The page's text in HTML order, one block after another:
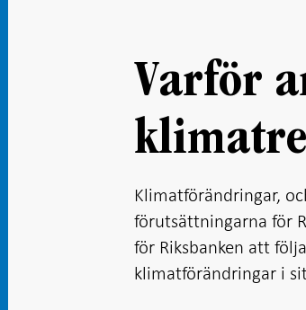
Varför
Klimatförändringar,
förutsättningarna för
för Riksbanken att
klimatförändringar i